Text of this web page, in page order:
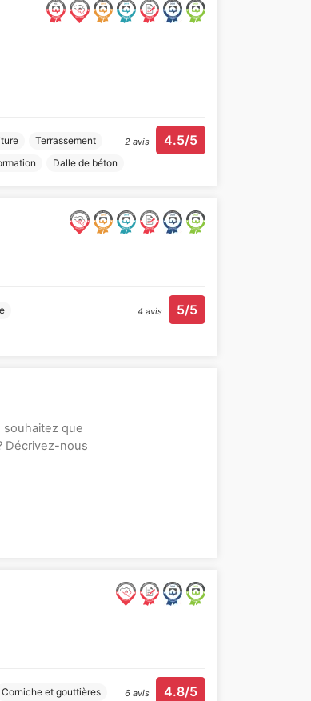
2 avis 4.5/5
Terrassement
Dalle de béton
4 avis 5/5
souhaitez que
Décrivez-nous
6 avis 4.8/5
Corniche et gouttières